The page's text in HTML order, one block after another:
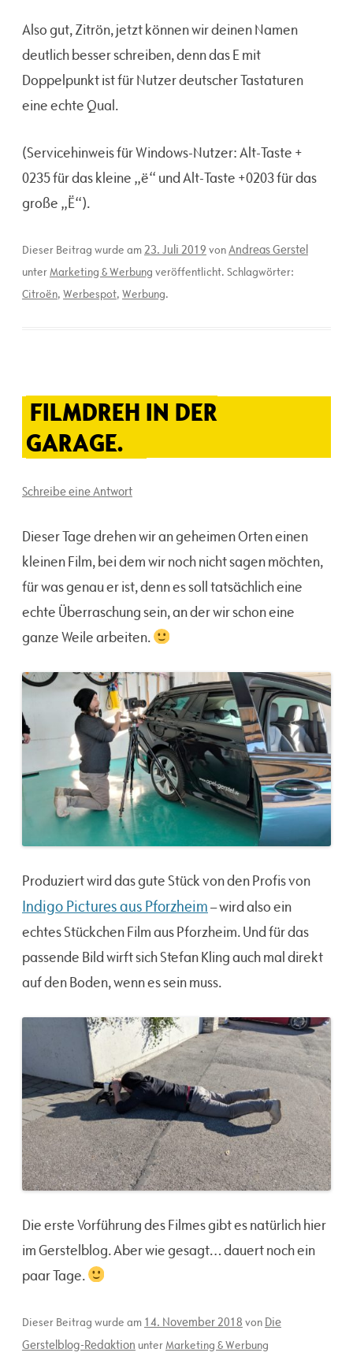
Also gut, Zitrön, jetzt können wir deinen Namen
deutlich besser schreiben, denn das E mit
Doppelpunkt ist für Nutzer deutscher Tastaturen
eine echte Qual.
(Servicehinweis für Windows-Nutzer: Alt-Taste +
0235 für das kleine „ë“ und Alt-Taste +0203 für das
große „Ë“).
Dieser Beitrag wurde am 23. Juli 2019 vonAndreas Gerstel
unterMarketing & Werbung veröffentlicht. Schlagwörter:
Citroën, Werbespot, Werbung.
FILMDREH IN DER
GARAGE.
Schreibe eine Antwort
Dieser Tage drehen wir an geheimen Orten einen
kleinen Film, bei dem wir noch nicht sagen möchten,
für was genau er ist, denn es soll tatsächlich eine
echte Überraschung sein, an der wir schon eine
ganze Weile arbeiten.
Produziert wird das gute Stück von den Profis von
Indigo Pictures aus Pforzheim– wird also ein
echtes Stückchen Film aus Pforzheim. Und für das
passende Bild wirft sich Stefan Kling auch mal direkt
auf den Boden, wenn es sein muss.
Die erste Vorführung des Filmes gibt es natürlich hier
im Gerstelblog. Aber wie gesagt… dauert noch ein
paar Tage.
Dieser Beitrag wurde am 14. November 2018 von Die
Gerstelblog-Redaktion unterMarketing & Werbung